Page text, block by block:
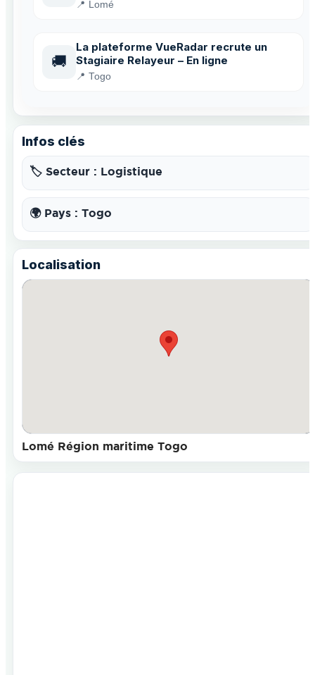
📍 Lomé
🚚
La plateforme VueRadar recrute un
Stagiaire Relayeur – En ligne
📍 Togo
Infos clés
🏷️ Secteur : Logistique
🌍 Pays : Togo
Localisation
Lomé Région maritime Togo